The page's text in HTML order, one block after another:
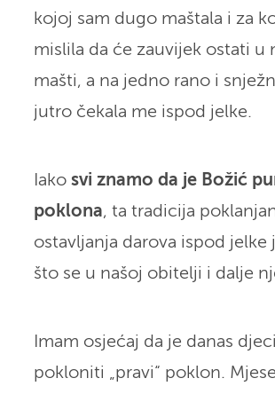
kojoj sam dugo maštala i za
mislila da će zauvijek ostati u
mašti, a na jedno rano i
jutro čekala me ispod jelke.
Iako svi znamo da je Božić
poklona, ta tradicija
ostavljanja darova ispod jelke
što se u našoj obitelji i dalje
Imam osjećaj da je danas
pokloniti „pravi“ poklon.